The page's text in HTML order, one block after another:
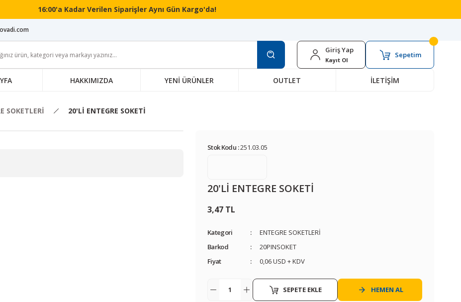
16:00'a Kadar Verilen Siparişler Aynı Gün Kargo'da!
Giriş Yap
Kayıt Ol
Sepetim
HAKKIMIZDA YENİ ÜRÜNLER OUTLET İLETİŞİM
SOKETLERİ 20'Lİ ENTEGRE SOKETİ
Stok Kodu :251.03.05
20'Lİ ENTEGRE SOKETİ
3,47 TL
Kategori
ENTEGRE SOKETLERİ
Barkod
20PINSOKET
Fiyat
0,06 USD + KDV
SEPETE EKLE HEMEN AL